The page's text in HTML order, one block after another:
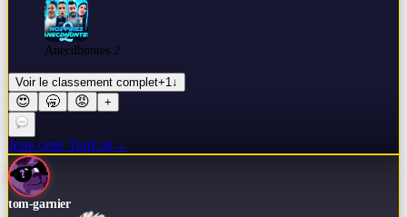
Anecdhontes 2
Voir le classement complet+1 ↓
😍 🥱 😡 +
Joue cette TopList→
tom-garnier